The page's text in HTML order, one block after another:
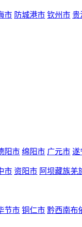
市 防城港市 钦州市 贵
阳市 绵阳市 广元市 遂
市 资阳市 阿坝藏族羌
节市 铜仁市 黔西南布